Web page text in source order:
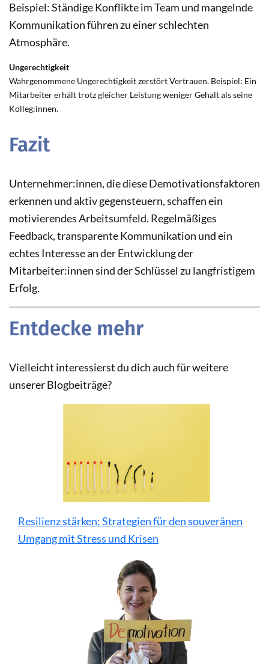
Beispiel: Ständige Konflikte im Team und mangelnde
Kommunikation führen zu einer schlechten
Atmosphäre.
Ungerechtigkeit
Wahrgenommene Ungerechtigkeit zerstört Vertrauen. Beispiel: Ein
Mitarbeiter erhält trotz gleicher Leistung weniger Gehalt als seine
Kolleg:innen.
Fazit
Unternehmer:innen, die diese Demotivationsfaktoren
erkennen und aktiv gegensteuern, schaffen ein
motivierendes Arbeitsumfeld. Regelmäßiges
Feedback, transparente Kommunikation und ein
echtes Interesse an der Entwicklung der
Mitarbeiter:innen sind der Schlüssel zu langfristigem
Erfolg.
Entdecke mehr
Vielleicht interessierst du dich auch für weitere
unserer Blogbeiträge?
Resilienz stärken: Strategien für den souveränen
Umgang mit Stress und Krisen